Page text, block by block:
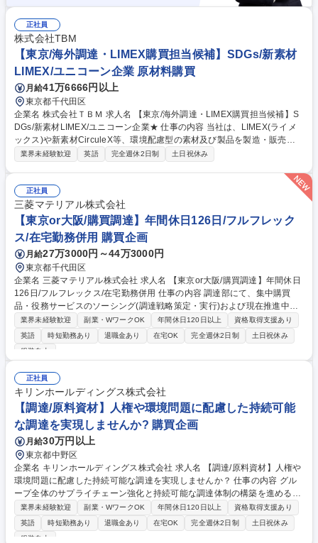
正社員
株式会社TBM
【東京/海外調達・LIMEX購買担当候補】SDGs/新素材
LIMEX/ユニコーン企業 原材料購買
月給41万6666円以上
東京都千代田区
企業名 株式会社ＴＢＭ 求人名 【東京/海外調達・LIMEX購買担当候補】S
DGs/新素材LIMEX/ユニコーン企業★ 仕事の内容 当社は、LIMEX(ライメ
ックス)や新素材CirculeX等、環境配慮型の素材及び製品を製造・販売しS
DGsに貢献するユニコーン企業です。そんな当社にて《海外調達・購買担
の海外調達や購買戦略の策定、委託先選定、国内外の輸送手配などサプラ
イチェーンの最適化を担います。 【具体的には】■調達・購買戦略の策定
■委託先選定および管理 ■各種契約締結・価格交渉 ■原価見積もり作成・低
減活動 ■担当商品のQCD最適化 ■輸出入含む国内外輸送の手配・最適物流
の構築など 募集職種 【東京/海外調達・LIMEX購買担当候補】SDGs/新素
材LIMEX/ユニコーン企業★
業界未経験歓迎 英語 完全週休2日制 土日祝休み
正社員
三菱マテリアル株式会社
【東京or大阪/購買調達】年間休日126日/フルフレック
ス/在宅勤務併用 購買企画
月給27万3000円～44万3000円
東京都千代田区
企業名 三菱マテリアル株式会社 求人名 【東京or大阪/購買調達】年間休日
126日/フルフレックス/在宅勤務併用 仕事の内容 調達部にて、集中購買
品・役務サービスのソーシング(調達戦略策定・実行)および現在推進中の
調達DX活動(新システム導入・業務プロセス改善など)をそれぞれ50%ずつ
のウェイトでお任せします。 【詳細】■集中購買品の担当品目購買業務(5
0%)：社内外の調達メンバーや関係部門と協業し、品質・コスト・納期の
務(50%)：新システムの導入、全社調達品の業務基盤構築、業務プロセス
改善の推進。【魅力】関係者が多岐に渡るため、高い折衝力を活かし全社
的な仕組み構築をリードできる達成感・やりがいを得られます。出張は月
1-2回程度。 募集職種 【東京or大阪/購買調達】年間休日126日/フルフレッ
クス/在宅勤務併用
業界未経験歓迎 副業・WワークOK 年間休日120日以上
資格取得支援あり
英語
時短勤務あり 退職金あり 在宅OK 完全週休2日制
土日祝休み
服装自由
正社員
キリンホールディングス株式会社
【調達/原料資材】人権や環境問題に配慮した持続可能
な調達を実現しませんか? 購買企画
月給30万円以上
東京都中野区
企業名 キリンホールディングス株式会社 求人名 【調達/原料資材】人権や
環境問題に配慮した持続可能な調達を実現しませんか？ 仕事の内容 グル
ープ全体のサプライチェーン強化と持続可能な調達体制の構築を進める当
該組織において、国内外グループ全体の調達ガバナンスへの取り組みと国
内グループ会社の調達実務をお任せします。 【詳細】 ■原料・資材の調達
業務：人権や環境といったサステナビリティーを意識し、品質・コスト・
業界未経験歓迎 副業・WワークOK 年間休日120日以上
資格取得支援あり
英語
時短勤務あり 退職金あり 在宅OK 完全週休2日制
土日祝休み
服装自由